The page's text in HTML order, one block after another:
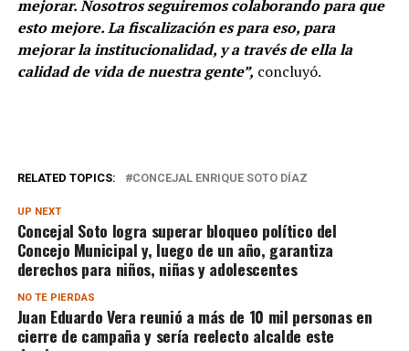
mejorar. Nosotros seguiremos colaborando para que
esto mejore. La fiscalización es para eso, para
mejorar la institucionalidad, y a través de ella la
calidad de vida de nuestra gente”, concluyó.
RELATED TOPICS: CONCEJAL ENRIQUE SOTO DÍAZ
UP NEXT
Concejal Soto logra superar bloqueo político del
Concejo Municipal y, luego de un año, garantiza
derechos para niños, niñas y adolescentes
NO TE PIERDAS
Juan Eduardo Vera reunió a más de 10 mil personas en
cierre de campaña y sería reelecto alcalde este